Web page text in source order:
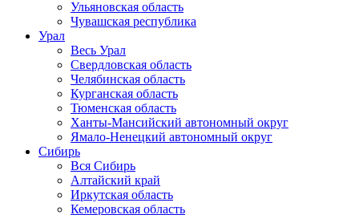
Ульяновская область
Чувашская республика
Урал
Весь Урал
Свердловская область
Челябинская область
Курганская область
Тюменская область
Ханты-Мансийский автономный округ
Ямало-Ненецкий автономный округ
Сибирь
Вся Сибирь
Алтайский край
Иркутская область
Кемеровская область